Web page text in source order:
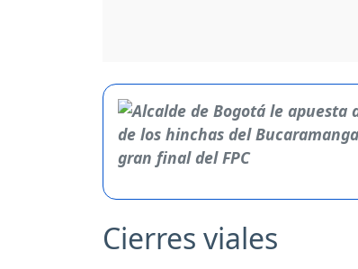
Cierres viales